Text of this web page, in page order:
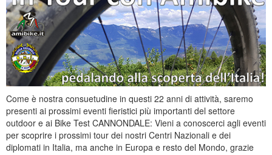
Come è nostra consuetudine in questi 22 anni di attività, saremo
presenti ai prossimi eventi fieristici più importanti del settore
outdoor e ai Bike Test CANNONDALE: Vieni a conoscerci agli eventi
per scoprire i prossimi tour dei nostri Centri Nazionali e dei
diplomati in Italia, ma anche in Europa e resto del Mondo, grazie